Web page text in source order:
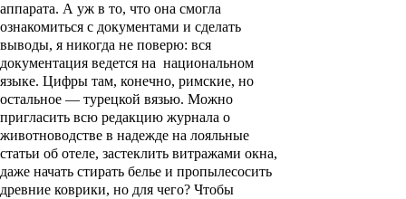
аппарата. А уж в то, что она смогла
ознакомиться с документами и сделать
выводы, я никогда не поверю: вся
документация ведется на национальном
языке. Цифры там, конечно, римские, но
остальное — турецкой вязью. Можно
пригласить всю редакцию журнала о
животноводстве в надежде на лояльные
статьи об отеле, застеклить витражами окна,
даже начать стирать белье и пропылесосить
древние коврики, но для чего? Чтобы